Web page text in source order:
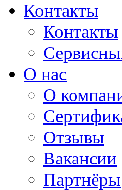
Контакты
Контакты
О нас
О
Отзывы
Вакансии
Партнёры